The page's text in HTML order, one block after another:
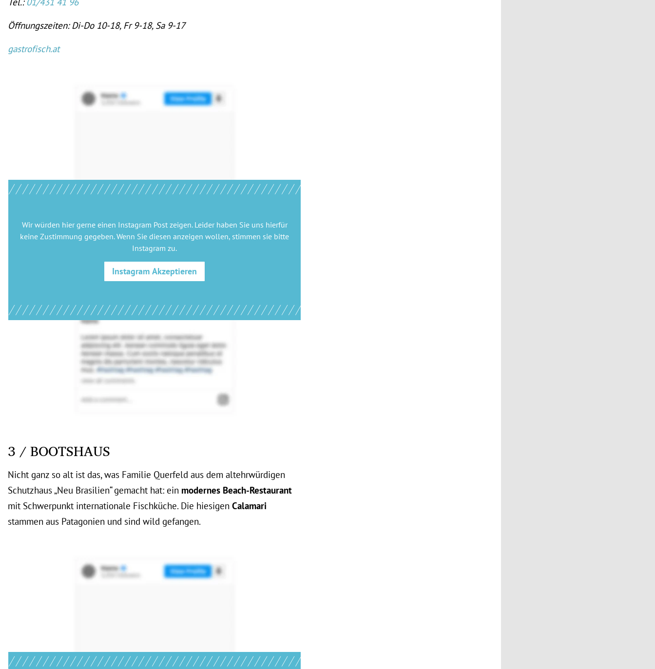
Öffnungszeiten: Di-Do 10-18, Fr 9-18, Sa 9-17
gastrofisch.at
Wir würden hier gerne einen Instagram Postzeigen. Leider haben Sie uns hierfür
keine Zustimmung gegeben. Wenn Sie diesen anzeigen wollen, stimmen sie bitte
Instagram zu.
Instagram Akzeptieren
3 / BOOTSHAUS
Nicht ganz so alt ist das, was Familie Querfeld aus dem altehrwürdigen
Schutzhaus „Neu Brasilien“ gemacht hat: ein modernes Beach-Restaurant
mit Schwerpunkt internationale Fischküche. Die hiesigen Calamari
stammen aus Patagonien und sind wild gefangen.